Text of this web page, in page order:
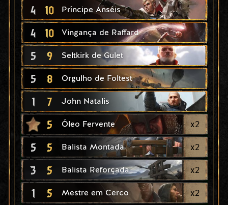
4 10 Príncipe Anséis
4 10 Vingança de Raffard
5 9 Seltkirk de Gulet
5 8 Orgulho de Foltest
1 7 John Natalis
5 Óleo Fervente x2
5 5 Balista Montada x2
3 5 Balista Reforçada x2
1 5 Mestre em Cerco x2